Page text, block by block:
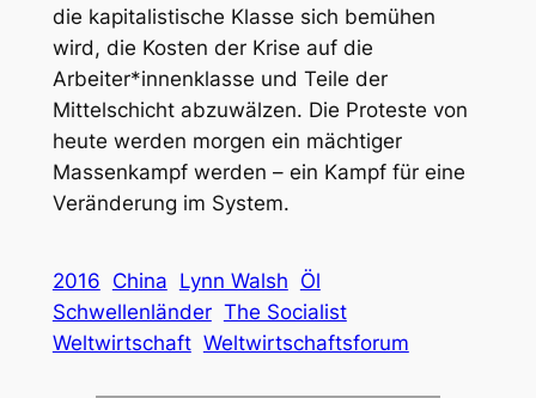
die kapitalistische Klasse sich bemühen
wird, die Kosten der Krise auf die
Arbeiter*innenklasse und Teile der
Mittelschicht abzuwälzen. Die Proteste von
heute werden morgen ein mächtiger
Massenkampf werden – ein Kampf für eine
Veränderung im System.
2016 China Lynn Walsh Öl
Schwellenländer The Socialist
Weltwirtschaft Weltwirtschaftsforum